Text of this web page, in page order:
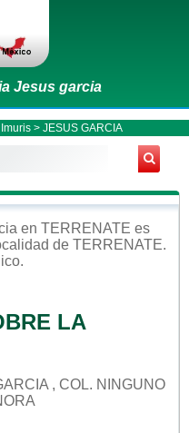
Jesus garcia
> JESUS GARCIA
en TERRENATE es
de TERRENATE.
.
LA
, COL. NINGUNO